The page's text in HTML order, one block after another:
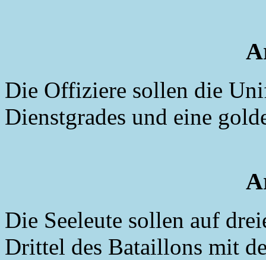
Die Offiziere sollen die
Dienstgrades und eine
Die Seeleute sollen auf
Drittel des Bataillons mit